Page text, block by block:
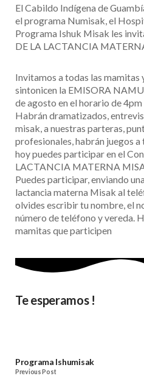
El Cabildo Indígena de
el programa Numisak, el
Programa Ishuk Misak les
DE LA LACTANCIA
Invitamos a todas las mamitas
sintonicen la EMISORA
de agosto en el horario de 4pm
Habrán dramatizados,
misak, a nuestras parteras,
profesionales, habrán juegos a
hoy puedes participar en el
LACTANCIA MATERNA
Puedes participar, enviando
lactancia materna Misak al
olvides escribir tu nombre, el
número de teléfono y vereda.
mamitas que participen
Te esperamos !
Programa Ishumisak
Previous Post